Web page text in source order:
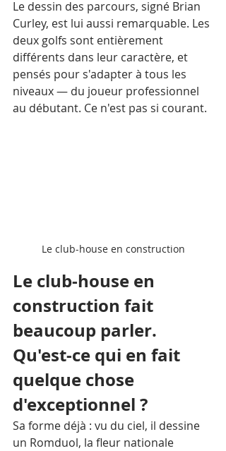
Le dessin des parcours, signé Brian
Curley, est lui aussi remarquable. Les
deux golfs sont entièrement
différents dans leur caractère, et
pensés pour s'adapter à tous les
niveaux — du joueur professionnel
au débutant. Ce n'est pas si courant.
Le club-house en construction
Le club-house en
construction fait
beaucoup parler.
Qu'est-ce qui en fait
quelque chose
d'exceptionnel ?
Sa forme déjà : vu du ciel, il dessine
un Romduol, la fleur nationale